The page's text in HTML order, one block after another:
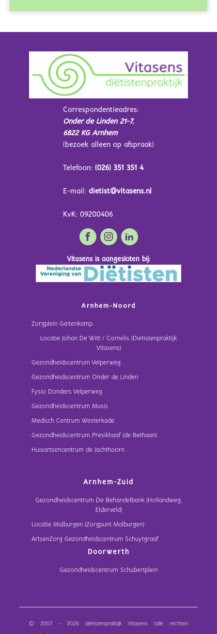
Correspondentieadres:
Onder de Linden 21-7,
6822 KG Arnhem
(bezoek alleen op afspraak)
Telefoon: (026) 351 351 4
E-mail: dietist@vitasens.nl
KvK: 09200406
Vitasens is aangesloten bij:
Arnhem-Noord
Zorgplein Geitenkamp
Locatie Johan De Witt / Cornelis (Dietistenpraktijk
Vitasens)
Gezondheidscentrum Velperweg
Gezondheidscentrum Onder de Linden
Fysio Donders Velperweg
Gezondheidscentrum Musis
Medisch Centrum Westerkade
Gezondheidscentrum Presikhaaf (de Bethaan)
Huisartsencentrum de Jachthoorn
Arnhem-Zuid
Gezondheidscentrum De Behandelbank (Hollandweg,
Elderveld)
Locatie Malburgen (Zorgpunt Malburgen)
ArtsenZorg Gezondheidscentrum Schuytgraaf
Doorwerth
Gezondheidscentrum Schubertplein
© 2007 - 2026 diëtistenpraktijk Vitasens (alle rechten